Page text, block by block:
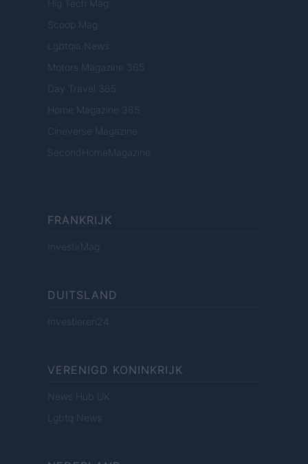
Hig Tech Mag
Scoop Mag
Lgbtqia News
Motors Magazine 365
Day Travel 365
Home Magazine 365
Cineverse Magazine
SecondHomeMagazine
FRANKRIJK
InvestirMag
DUITSLAND
Investieren24
VERENIGD KONINKRIJK
News Hub UK
Lgbtq News